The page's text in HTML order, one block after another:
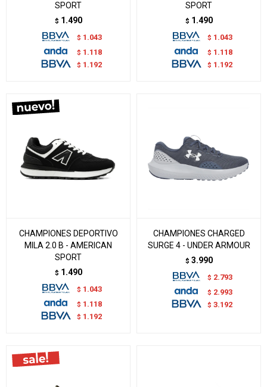
SPORT
$ 1.490
$ 1.043
$ 1.118
$ 1.192
SPORT
$ 1.490
$ 1.043
$ 1.118
$ 1.192
CHAMPIONES DEPORTIVO
MILA 2.0 B - AMERICAN
SPORT
$ 1.490
$ 1.043
$ 1.118
$ 1.192
CHAMPIONES CHARGED
SURGE 4 - UNDER ARMOUR
$ 3.990
$ 2.793
$ 2.993
$ 3.192